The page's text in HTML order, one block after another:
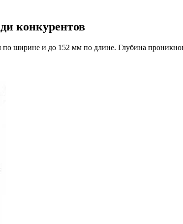
конкурентов
ширине и до 152 мм по длине. Глубина